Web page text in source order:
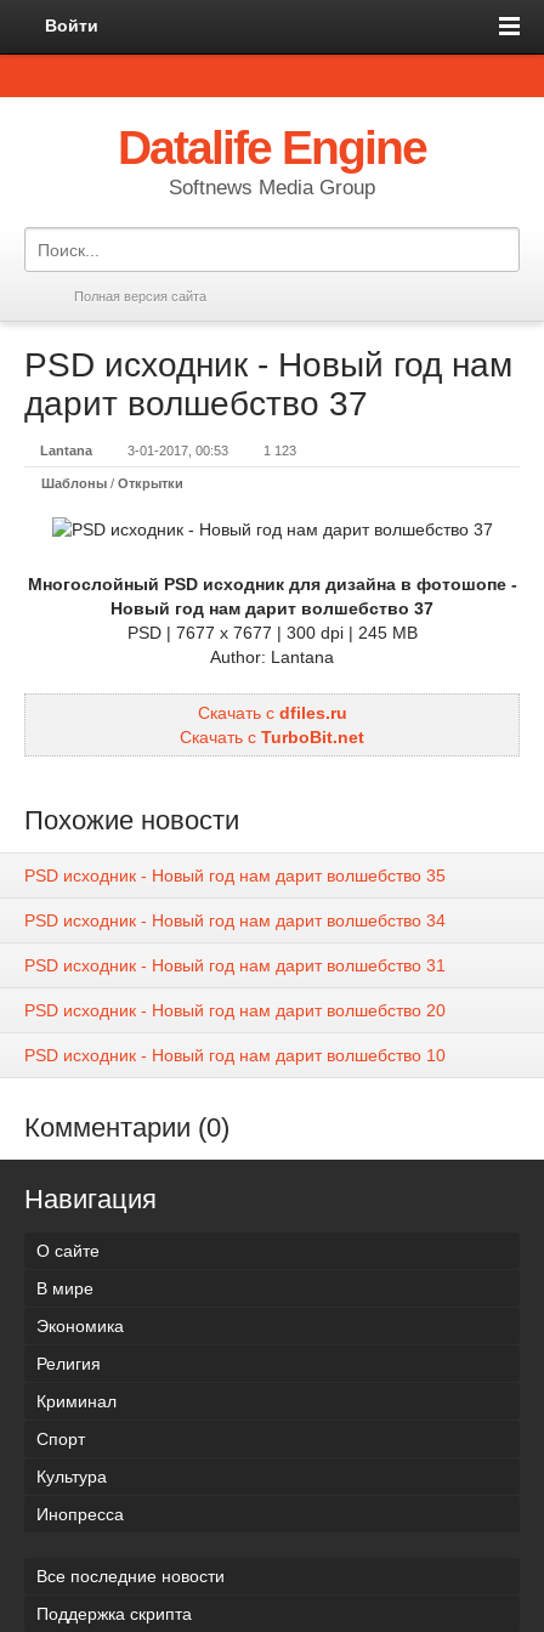
Войти
Datalife Engine
Softnews Media Group
Полная версия сайта
PSD исходник - Новый год нам
дарит волшебство 37
Lantana 3-01-2017, 00:53 1 123
Шаблоны / Открытки
Многослойный PSD исходник для дизайна в фотошопе -
Новый год нам дарит волшебство 37
PSD | 7677 x 7677 | 300 dpi | 245 MB
Author: Lantana
Скачать с dfiles.ru
Скачать с TurboBit.net
Похожие новости
PSD исходник - Новый год нам дарит волшебство 35
PSD исходник - Новый год нам дарит волшебство 34
PSD исходник - Новый год нам дарит волшебство 31
PSD исходник - Новый год нам дарит волшебство 20
PSD исходник - Новый год нам дарит волшебство 10
Комментарии (0)
Навигация
О сайте
В мире
Экономика
Религия
Криминал
Спорт
Культура
Инопресса
Все последние новости
Поддержка скрипта